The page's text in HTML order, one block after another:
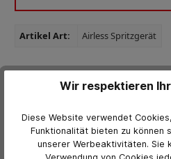
Artikel Art: Airless Spritzgerät
Weitere Informationen
Produktnummer:1016465
Hersteller: beschicht
Wir respektieren
Diese Website verwendet
Funktionalität bieten zu können
unserer Werbeaktivitäten. Sie